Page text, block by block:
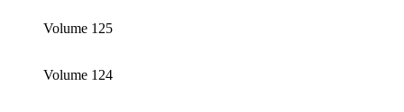
Volume 125
Volume 124